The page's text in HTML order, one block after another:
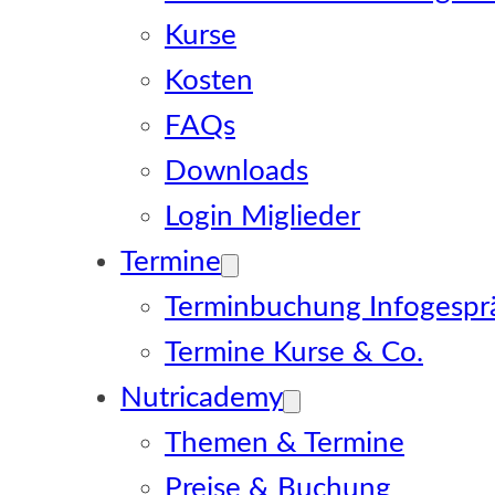
Kurse
Kosten
FAQs
Downloads
Login Miglieder
Termine
Terminbuchung
Termine Kurse & Co.
Nutricademy
Themen & Termine
Preise & Buchung